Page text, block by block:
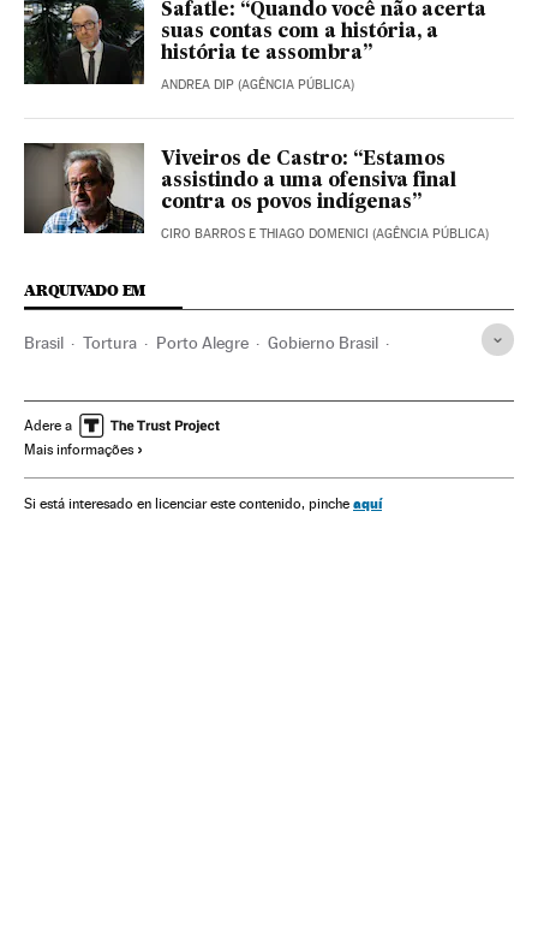
Safatle: “Quando você não acerta
suas contas com a história, a
história te assombra”
ANDREA DIP (AGÊNCIA PÚBLICA)
Viveiros de Castro: “Estamos
assistindo a uma ofensiva final
contra os povos indígenas”
CIRO BARROS E THIAGO DOMENICI (AGÊNCIA PÚBLICA)
ARQUIVADO EM
Brasil Tortura Porto Alegre Gobierno Brasil
Dilma Rousseff
Adere a
Mais informações
Si está interesado en licenciar este contenido, pinche aquí